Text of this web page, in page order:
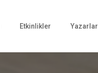
Etkinlikler Yazarlar